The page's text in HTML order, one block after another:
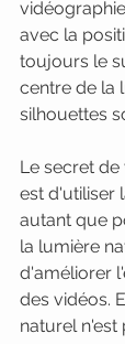
avec la
toujours le
centre de la
silhouettes
Le secret
est d'utiliser
autant que
la lumière
d'améliorer
des vidéos.
naturel n'est